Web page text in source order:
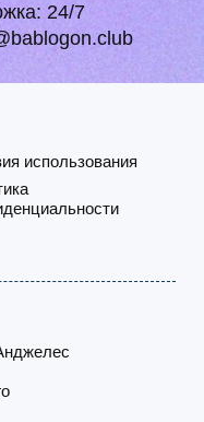
24/7
использования